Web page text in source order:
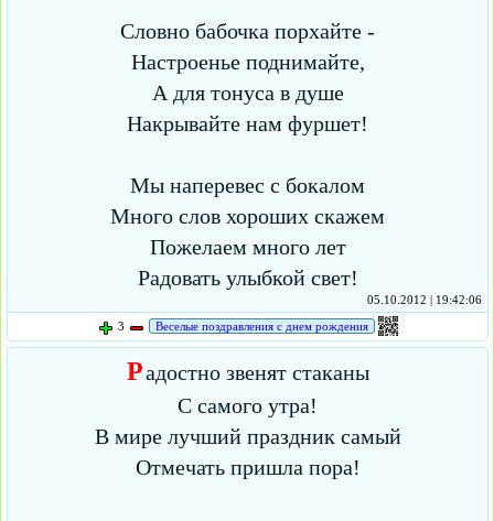
Словно бабочка порхайте -
Настроенье поднимайте,
А для тонуса в душе
Накрывайте нам фуршет!
Мы наперевес с бокалом
Много слов хороших скажем
Пожелаем много лет
Радовать улыбкой свет!
05.10.2012 | 19:42:06
3
Веселые поздравления с днем рождения
Радостно звенят стаканы
С самого утра!
В мире лучший праздник самый
Отмечать пришла пора!